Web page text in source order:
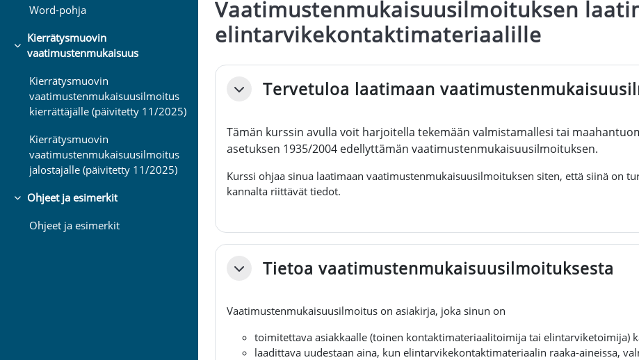
Vaatimustenmukaisuusilmoituksen
elintarvikekontaktimateriaalille
Osion ääriviiva
TiivistäTervetuloa laatimaan
Tämän kurssin avulla voit harjoitella tekemään valmistamallesi tai
asetuksen 1935/2004 edellyttämän vaatimustenmukaisuusilmoituksen.
Kurssi ohjaa sinua laatimaan vaatimustenmukaisuusilmoituksen siten, että siinä on
kannalta riittävät tiedot.
TiivistäTietoa vaatimustenmukaisuusilmoituksesta
Vaatimustenmukaisuusilmoitus on asiakirja, joka sinun on
toimitettava asiakkaalle (toinen kontaktimateriaalitoimija tai elintarviketoimija)
laadittava uudestaan aina, kun elintarvikekontaktimateriaalin raaka-aineissa,
Word-pohja
Tiivistä
Kierrätysmuovin
vaatimustenmukaisuus
Kierrätysmuovin
vaatimustenmukaisuusilmoitus
kierrättäjälle (päivitetty 11/2025)
Kierrätysmuovin
vaatimustenmukaisuusilmoitus
jalostajalle (päivitetty 11/2025)
Tiivistä
Ohjeet ja esimerkit
Ohjeet ja esimerkit